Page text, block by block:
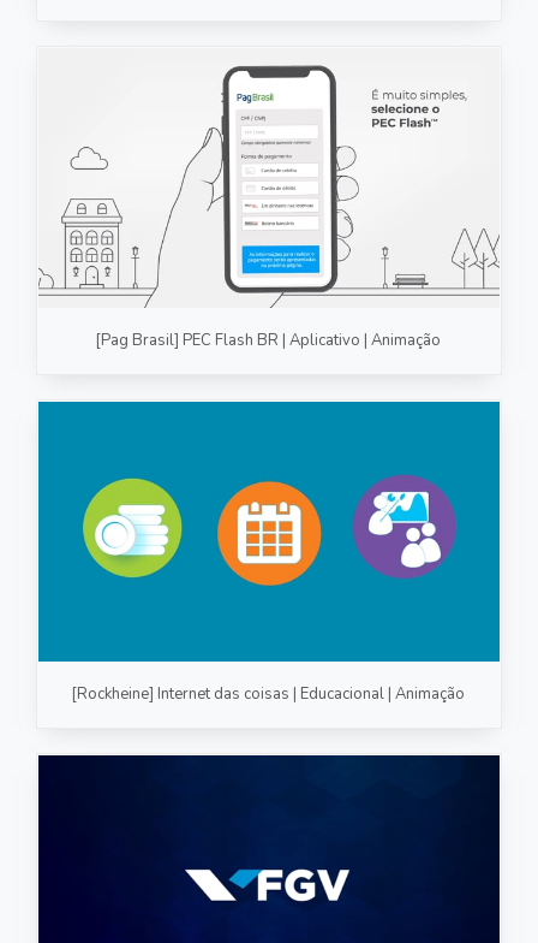
[Pag Brasil] PEC Flash BR | Aplicativo | Animação
[Rockheine] Internet das coisas | Educacional | Animação